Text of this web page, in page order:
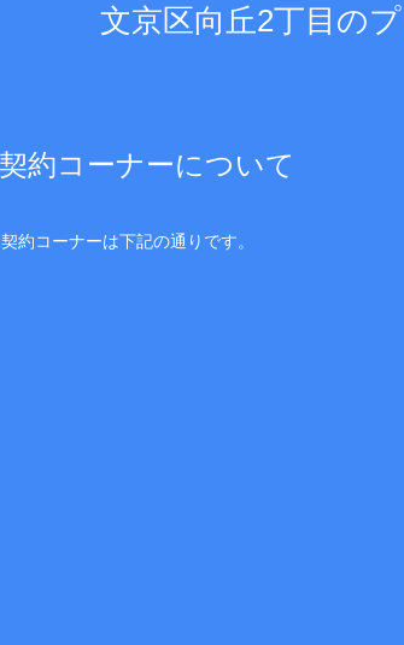
文京区向丘2丁目の
約コーナーについて
約コーナーは下記の通りです。